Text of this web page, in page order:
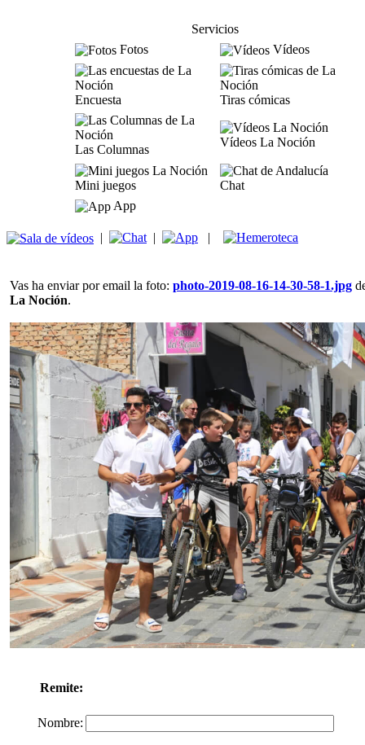
Servicios
Fotos
Vídeos
Encuesta Tiras cómicas
Las Columnas
Vídeos La Noción
Mini juegos
Chat
App
| | |
Vas ha enviar por email la foto: photo-2019-08-16-14-30-58-1.jpg
La Noción.
Remite:
Nombre: